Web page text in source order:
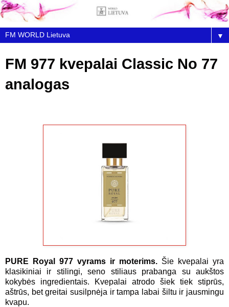
▼
FM 977 kvepalai Classic No 77
analogas
PURE Royal 977 vyrams ir moterims. Šie kvepalai yra
klasikiniai ir stilingi, seno stiliaus prabanga su aukštos
kokybės ingredientais. Kvepalai atrodo šiek tiek stiprūs,
aštrūs, bet greitai susilpnėja ir tampa labai šiltu ir jausmingu
kvapu.